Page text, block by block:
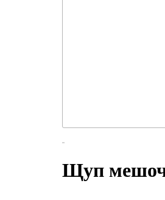
Щуп